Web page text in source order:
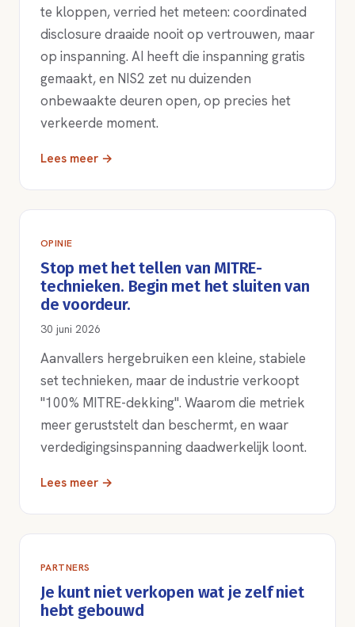
te kloppen, verried het meteen: coordinated
disclosure draaide nooit op vertrouwen, maar
op inspanning. AI heeft die inspanning gratis
gemaakt, en NIS2 zet nu duizenden
onbewaakte deuren open, op precies het
verkeerde moment.
Lees meer →
OPINIE
Stop met het tellen van MITRE-
technieken. Begin met het sluiten van
de voordeur.
30 juni 2026
Aanvallers hergebruiken een kleine, stabiele
set technieken, maar de industrie verkoopt
"100% MITRE-dekking". Waarom die metriek
meer geruststelt dan beschermt, en waar
verdedigingsinspanning daadwerkelijk loont.
Lees meer →
PARTNERS
Je kunt niet verkopen wat je zelf niet
hebt gebouwd